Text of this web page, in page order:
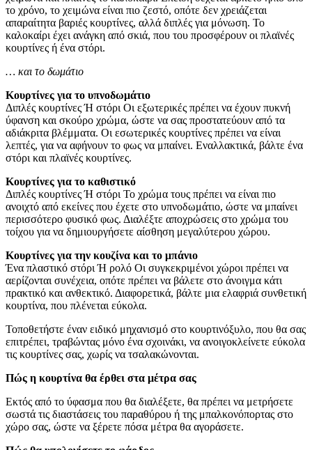
το χρόνο, το χειμώνα είναι πιο ζεστό, οπότε δεν χρειάζεται
απαραίτητα βαριές κουρτίνες, αλλά διπλές για μόνωση. Το
καλοκαίρι έχει ανάγκη από σκιά, που του προσφέρουν οι πλαϊνές
κουρτίνες ή ένα στόρι.
… και το δωμάτιο
Κουρτίνες για το υπνοδωμάτιο
Διπλές κουρτίνες Ή στόρι Οι εξωτερικές πρέπει να έχουν πυκνή
ύφανση και σκούρο χρώμα, ώστε να σας προστατεύουν από τα
αδιάκριτα βλέμματα. Οι εσωτερικές κουρτίνες πρέπει να είναι
λεπτές, για να αφήνουν το φως να μπαίνει. Εναλλακτικά, βάλτε ένα
στόρι και πλαϊνές κουρτίνες.
Κουρτίνες για το καθιστικό
Διπλές κουρτίνες Ή στόρι Το χρώμα τους πρέπει να είναι πιο
ανοιχτό από εκείνες που έχετε στο υπνοδωμάτιο, ώστε να μπαίνει
περισσότερο φυσικό φως. Διαλέξτε αποχρώσεις στο χρώμα του
τοίχου για να δημιουργήσετε αίσθηση μεγαλύτερου χώρου.
Κουρτίνες για την κουζίνα και το μπάνιο
Ένα πλαστικό στόρι Ή ρολό Οι συγκεκριμένοι χώροι πρέπει να
αερίζονται συνέχεια, οπότε πρέπει να βάλετε στο άνοιγμα κάτι
πρακτικό και ανθεκτικό. Διαφορετικά, βάλτε μια ελαφριά συνθετική
κουρτίνα, που πλένεται εύκολα.
Τοποθετήστε έναν ειδικό μηχανισμό στο κουρτινόξυλο, που θα σας
επιτρέπει, τραβώντας μόνο ένα σχοινάκι, να ανοιγοκλείνετε εύκολα
τις κουρτίνες σας, χωρίς να τσαλακώνονται.
Πώς η κουρτίνα θα έρθει στα μέτρα σας
Εκτός από το ύφασμα που θα διαλέξετε, θα πρέπει να μετρήσετε
σωστά τις διαστάσεις του παραθύρου ή της μπαλκονόπορτας στο
χώρο σας, ώστε να ξέρετε πόσα μέτρα θα αγοράσετε.